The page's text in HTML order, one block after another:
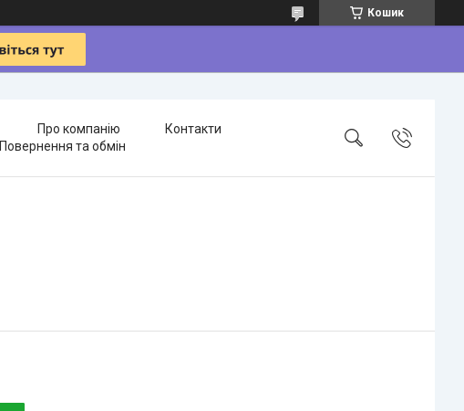
Кошик
Про компанію
Контакти
Повернення та обмін